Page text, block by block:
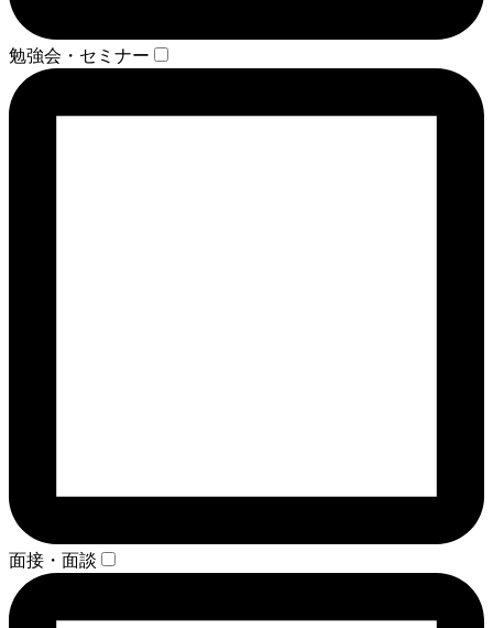
勉強会・セミナー
面接・面談